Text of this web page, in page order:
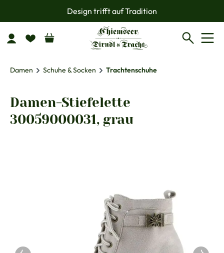
Zum Hauptinhalt springenDesign trifft auf Tradition
Damen Schuhe & Socken Trachtenschuhe
Damen-Stiefelette
30059000031, grau